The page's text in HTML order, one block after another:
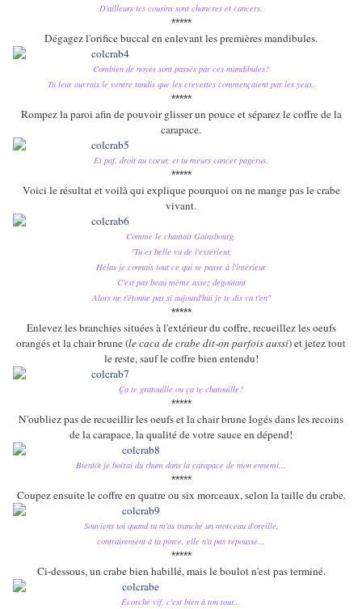
D'ailleurs tes cousins sont chancres et cancers.
*****
Dégagez l'orifice buccal en enlevant les premières mandibules.
Combien de noyés sont passés par ces mandibules?
Tu leur ouvrais le ventre tandis que les crevettes commençaient par les yeux.
*****
Rompez la paroi afin de pouvoir glisser un pouce et séparez le coffre de la
carapace.
Et paf, droit au coeur, et tu meurs cancer pagerus.
*****
Voici le résultat et voilà qui explique pourquoi on ne mange pas le crabe
vivant.
Comme le chantait Gainsbourg,
"Tu es belle vu de l'extérieur,
Hélas je connais tout ce qui se passe à l'intérieur
C'est pas beau même assez dégoûtant
Alors ne t'étonne pas si aujourd'hui je te dis va t'en"
*****
Enlevez les branchies situées à l'extérieur du coffre, recueillez les oeufs
orangés et la chair brune (le caca de crabe dit-on parfois aussi) et jetez tout
le reste, sauf le coffre bien entendu!
Ça te gratouille ou ça te chatouille?
*****
N'oubliez pas de recueillir les oeufs et la chair brune logés dans les recoins
de la carapace, la qualité de votre sauce en dépend!
Bientôt je boirai du rhum dans la carapace de mon ennemi...
*****
Coupez ensuite le coffre en quatre ou six morceaux, selon la taille du crabe.
Souviens toi quand tu m'as tranché un morceau d'oreille,
contrairement à ta pince, elle n'a pas repoussé...
*****
Ci-dessous, un crabe bien habillé, mais le boulot n'est pas terminé.
Écorché vif, c'est bien à ton tour...